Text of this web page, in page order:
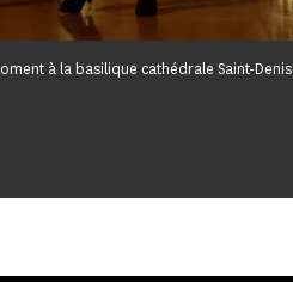
à la basilique cathédrale Saint-Denis